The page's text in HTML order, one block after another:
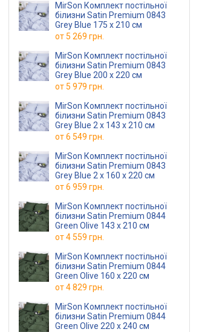
MirSon Комплект постільної
білизни Satin Premium 0843
Grey Blue 175 x 210 см
от5 269 грн.
MirSon Комплект постільної
білизни Satin Premium 0843
Grey Blue 200 x 220 см
от5 979 грн.
MirSon Комплект постільної
білизни Satin Premium 0843
Grey Blue 2 x 143 x 210 см
от6 549 грн.
MirSon Комплект постільної
білизни Satin Premium 0843
Grey Blue 2 x 160 x 220 см
от6 959 грн.
MirSon Комплект постільної
білизни Satin Premium 0844
Green Olive 143 x 210 см
от4 559 грн.
MirSon Комплект постільної
білизни Satin Premium 0844
Green Olive 160 x 220 см
от4 829 грн.
MirSon Комплект постільної
білизни Satin Premium 0844
Green Olive 220 x 240 см